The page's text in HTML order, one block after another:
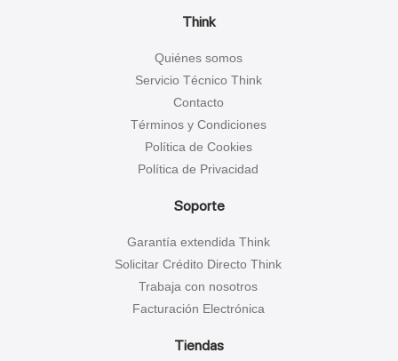
Think
Quiénes somos
Servicio Técnico Think
Contacto
Términos y Condiciones
Política de Cookies
Política de Privacidad
Soporte
Garantía extendida Think
Solicitar Crédito Directo Think
Trabaja con nosotros
Facturación Electrónica
Tiendas